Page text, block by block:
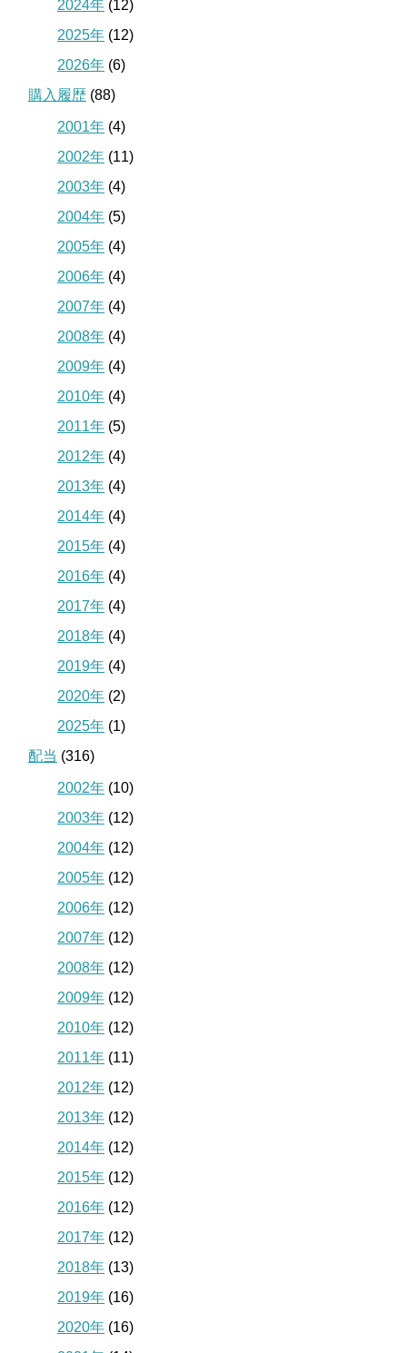
2024年 (12)
2025年 (12)
2026年 (6)
購入履歴 (88)
2001年 (4)
2002年 (11)
2003年 (4)
2004年 (5)
2005年 (4)
2006年 (4)
2007年 (4)
2008年 (4)
2009年 (4)
2010年 (4)
2011年 (5)
2012年 (4)
2013年 (4)
2014年 (4)
2015年 (4)
2016年 (4)
2017年 (4)
2018年 (4)
2019年 (4)
2020年 (2)
2025年 (1)
配当 (316)
2002年 (10)
2003年 (12)
2004年 (12)
2005年 (12)
2006年 (12)
2007年 (12)
2008年 (12)
2009年 (12)
2010年 (12)
2011年 (11)
2012年 (12)
2013年 (12)
2014年 (12)
2015年 (12)
2016年 (12)
2017年 (12)
2018年 (13)
2019年 (16)
2020年 (16)